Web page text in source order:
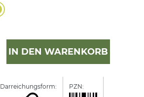
IN DEN WARENKORB
Darreichungsform: PZN: